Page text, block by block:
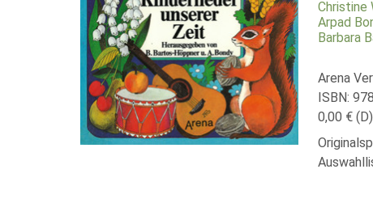
Christine
Arpad
Barbara
Arena
ISBN:
0,00 € (D)